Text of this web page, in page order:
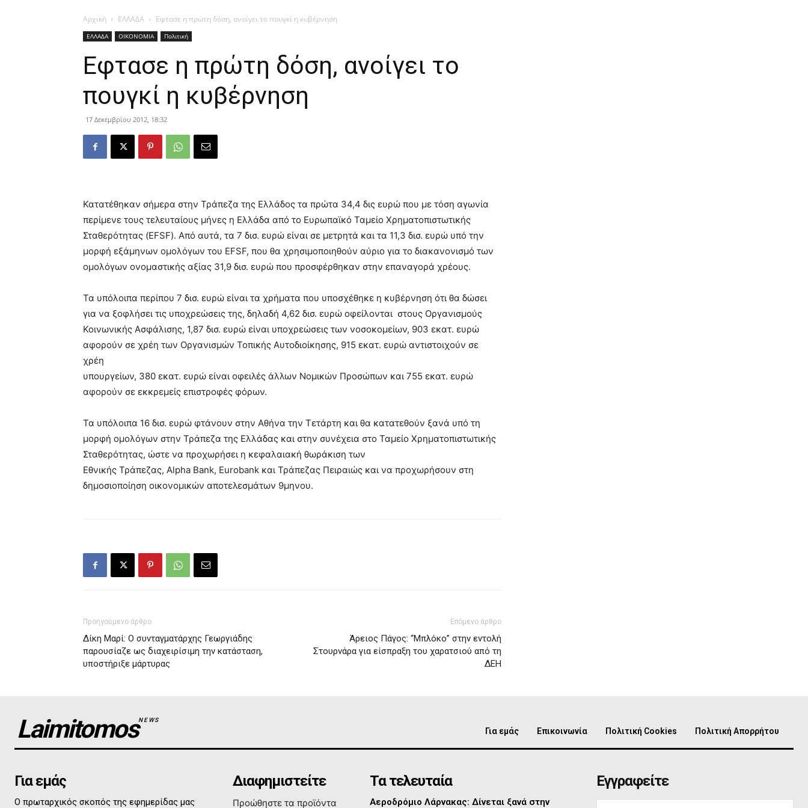
Αρχική ΕΛΛΑΔΑ Εφτασε η πρώτη δόση, ανοίγει το πουγκί η κυβέρνηση
ΕΛΛΑΔΑ ΟΙΚΟΝΟΜΙΑ Πολιτική
Εφτασε η πρώτη δόση, ανοίγει το
πουγκί η κυβέρνηση
17 Δεκεμβρίου 2012, 18:32
Κατατέθηκαν σήμερα στην Τράπεζα της Ελλάδος τα πρώτα 34,4 δις ευρώ που με τόση αγωνία
περίμενε τους τελευταίους μήνες η Ελλάδα από το Ευρωπαϊκό Ταμείο Χρηματοπιστωτικής
Σταθερότητας (EFSF). Από αυτά, τα 7 δισ. ευρώ είναι σε μετρητά και τα 11,3 δισ. ευρώ υπό την
μορφή εξάμηνων ομολόγων του EFSF, που θα χρησιμοποιηθούν αύριο για το διακανονισμό των
ομολόγων ονομαστικής αξίας 31,9 δισ. ευρώ που προσφέρθηκαν στην επαναγορά χρέους.
Τα υπόλοιπα περίπου 7 δισ. ευρώ είναι τα χρήματα που υποσχέθηκε η κυβέρνηση ότι θα δώσει
για να ξοφλήσει τις υποχρεώσεις της, δηλαδή 4,62 δισ. ευρώ οφείλονται στους Οργανισμούς
Κοινωνικής Ασφάλισης, 1,87 δισ. ευρώ είναι υποχρεώσεις των νοσοκομείων, 903 εκατ. ευρώ
αφορούν σε χρέη των Οργανισμών Τοπικής Αυτοδιοίκησης, 915 εκατ. ευρώ αντιστοιχούν σε
χρέη
υπουργείων, 380 εκατ. ευρώ είναι οφειλές άλλων Νομικών Προσώπων και 755 εκατ. ευρώ
αφορούν σε εκκρεμείς επιστροφές φόρων.
Τα υπόλοιπα 16 δισ. ευρώ φτάνουν στην Αθήνα την Τετάρτη και θα κατατεθούν ξανά υπό τη
μορφή ομολόγων στην Τράπεζα της Ελλάδας και στην συνέχεια στο Ταμείο Χρηματοπιστωτικής
Σταθερότητας, ώστε να προχωρήσει η κεφαλαιακή θωράκιση των
Εθνικής Τράπεζας, Alpha Bank, Eurobank και Τράπεζας Πειραιώς και να προχωρήσουν στη
δημοσιοποίηση οικονομικών αποτελεσμάτων 9μηνου.
Προηγούμενο άρθρο
Δίκη Μαρί: Ο συνταγματάρχης Γεωργιάδης
παρουσίαζε ως διαχειρίσιμη την κατάσταση,
υποστήριξε μάρτυρας
Επόμενο άρθρο
Άρειος Πάγος: “Μπλόκο” στην εντολή
Στουρνάρα για είσπραξη του χαρατσιού από τη
ΔΕΗ
LaimitomosNEWS
Για εμάς Επικοινωνία Πολιτική Cookies Πολιτική Απορρήτου
Για εμάς
Ο πρωταρχικός σκοπός της εφημερίδας μας
Διαφημιστείτε
Προώθηστε τα προϊόντα
Τα τελευταία
Αεροδρόμιο Λάρνακας: Δίνεται ξανά στην
Εγγραφείτε